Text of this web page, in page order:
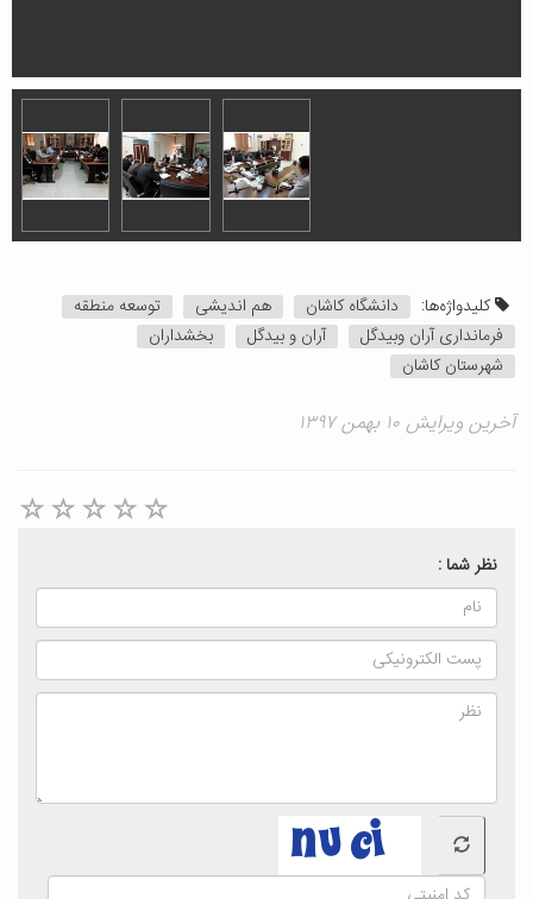
کلیدواژه‌ها: دانشگاه کاشان هم اندیشی
توسعه منطقه
فرمانداری آران وبیدگل
آران و بیدگل
بخشداران
شهرستان کاشان
آخرین ویرایش ۱۰ بهمن ۱۳۹۷
نظر شما :